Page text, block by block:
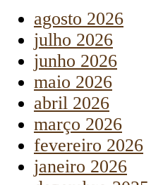
agosto 2026
julho 2026
junho 2026
maio 2026
abril 2026
março 2026
fevereiro 2026
janeiro 2026